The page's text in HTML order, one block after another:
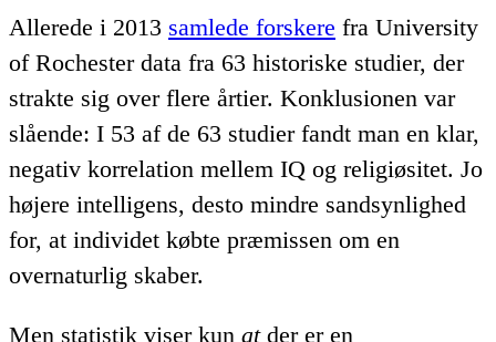
Allerede i 2013 samlede forskere fra University
of Rochester data fra 63 historiske studier, der
strakte sig over flere årtier. Konklusionen var
slående: I 53 af de 63 studier fandt man en klar,
negativ korrelation mellem IQ og religiøsitet. Jo
højere intelligens, desto mindre sandsynlighed
for, at individet købte præmissen om en
overnaturlig skaber.
Men statistik viser kun atder er en